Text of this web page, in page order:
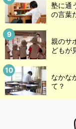
塾に通
の言葉
親のサ
どもが
なかな
て？